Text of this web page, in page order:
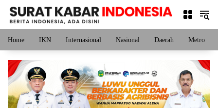
Langsung
konten
Home IKN Internasional Nasional Daerah Metro